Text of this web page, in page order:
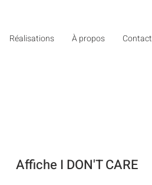
Réalisations À propos Contact
Affiche I DON'T CARE